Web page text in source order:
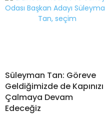
Süleyman Tan: Göreve
Geldiğimizde de Kapınızı
Çalmaya Devam
Edeceğiz